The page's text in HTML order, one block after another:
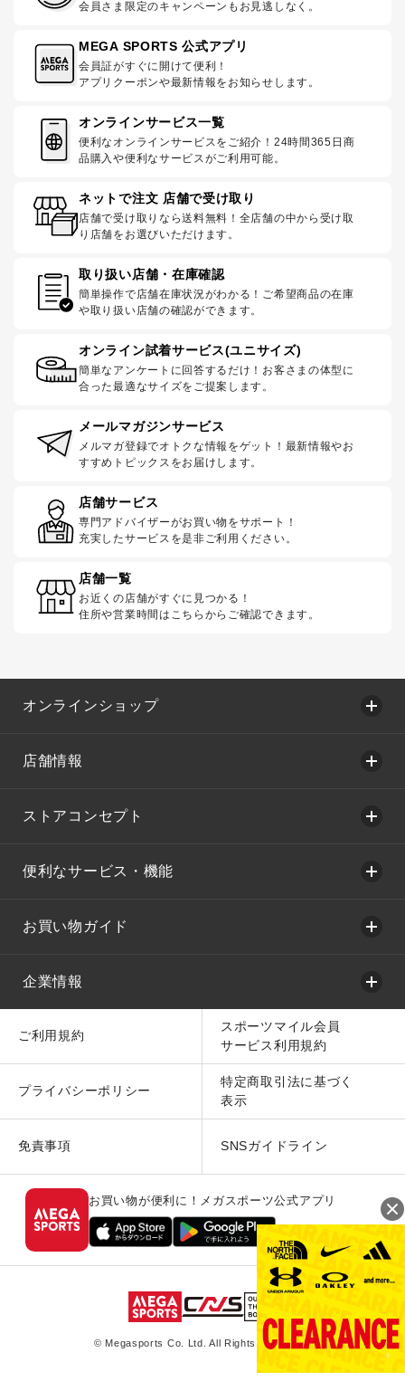
会員さま限定のキャンペーンもお見逃しなく。
MEGA SPORTS 公式アプリ
会員証がすぐに開けて便利！
アプリクーポンや最新情報をお知らせします。
オンラインサービス一覧
便利なオンラインサービスをご紹介！24時間365日商
品購入や便利なサービスがご利用可能。
ネットで注文 店舗で受け取り
店舗で受け取りなら送料無料！全店舗の中から受け取
り店舗をお選びいただけます。
取り扱い店舗・在庫確認
簡単操作で店舗在庫状況がわかる！ご希望商品の在庫
や取り扱い店舗の確認ができます。
オンライン試着サービス(ユニサイズ)
簡単なアンケートに回答するだけ！お客さまの体型に
合った最適なサイズをご提案します。
メールマガジンサービス
メルマガ登録でオトクな情報をゲット！最新情報やお
すすめトピックスをお届けします。
店舗サービス
専門アドバイザーがお買い物をサポート！
充実したサービスを是非ご利用ください。
店舗一覧
お近くの店舗がすぐに見つかる！
住所や営業時間はこちらからご確認できます。
オンラインショップ
店舗情報
ストアコンセプト
便利なサービス・機能
お買い物ガイド
企業情報
ご利用規約
スポーツマイル会員
サービス利用規約
プライバシーポリシー
特定商取引法に基づく
表示
免責事項 SNSガイドライン
お買い物が便利に！メガスポーツ公式アプリ
© Megasports Co. Ltd. All Rights Reserved.